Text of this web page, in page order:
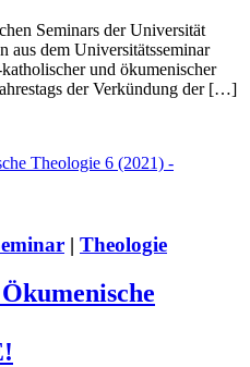
Seminars der Universität
aus dem Universitätsseminar
und ökumenischer
der Verkündung der […]
| Theologie